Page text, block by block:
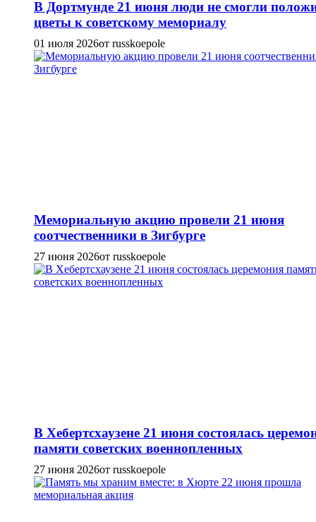
В Дортмунде 21 июня люди не смогли
цветы к советскому мемориалу
01 июля 2026от russkoepole
Мемориальную акцию провели 21 июня
соотчественники в Зигбурге
27 июня 2026от russkoepole
В Хебертсхаузене 21 июня состоялась
памяти советских военнопленных
27 июня 2026от russkoepole